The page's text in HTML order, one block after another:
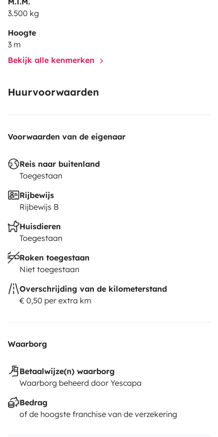
entire duration of your van rental.
3.500 kg
Hoogte
3 m
Bekijk alle kenmerken
Huurvoorwaarden
Voorwaarden van de eigenaar
Reis naar buitenland
Toegestaan
Rijbewijs
Rijbewijs B
Huisdieren
Toegestaan
Roken toegestaan
Niet toegestaan
Overschrijding van de kilometerstand
€ 0,50 per extra km
Waarborg
Betaalwijze(n) waarborg
Waarborg beheerd door Yescapa
Bedrag
of de hoogste franchise van de verzekering